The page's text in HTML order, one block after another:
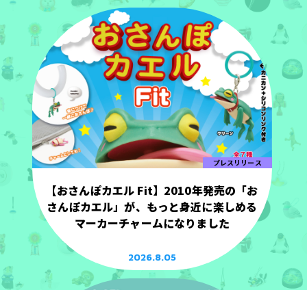
プレスリリース
【おさんぽカエル Fit】2010年発売の「お
さんぽカエル」が、もっと身近に楽しめる
マーカーチャームになりました
2026.8.05